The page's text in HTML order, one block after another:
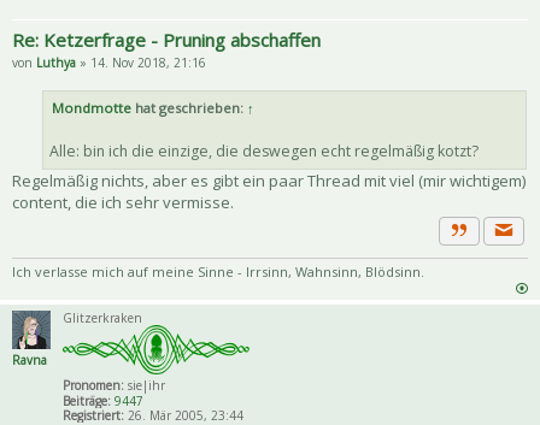
Re: Ketzerfrage - Pruning abschaffen
von Luthya » 14. Nov 2018, 21:16
Mondmotte hat geschrieben: ↑
Alle: bin ich die einzige, die deswegen echt regelmäßig kotzt?
Regelmäßig nichts, aber es gibt ein paar Thread mit viel (mir wichtigem)
content, die ich sehr vermisse.
Zitat
Ich verlasse mich auf meine Sinne - Irrsinn, Wahnsinn, Blödsinn.
Ravna
Glitzerkraken
Pronomen: sie|ihr
Beiträge: 9447
Registriert: 26. Mär 2005, 23:44